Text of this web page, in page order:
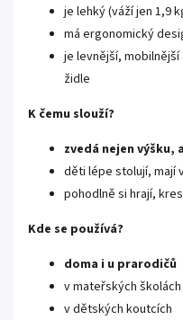
je lehký (váží jen 1,9
má ergonomický
je levnější,
židle
K čemu slouží?
zvedá nejen
děti lépe stolují, mají
pohodlně si hrají,
Kde se používá?
doma i u prarodičů
v mateřských školách
v dětských koutcích